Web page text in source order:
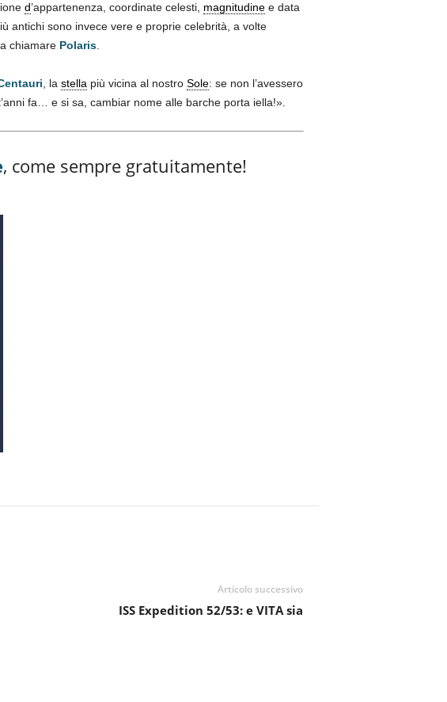
d’appartenenza, coordinate celesti, magnitudinee data
antichi sono invece vere e proprie celebrità, a volte
chiamare Polaris.
, la stellapiù vicina al nostro Sole: se non l’avessero
fa… e si sa, cambiar nome alle barche porta iella!».
, come sempre gratuitamente!
Articolo successivo
ISS Expedition 52/53: e VITA sia